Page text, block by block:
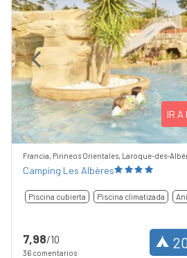
Previous
IR A
Francia, Pirineos Orientales, Laroque-des-
Camping Les Albères
Piscina cubierta Piscina climatizada
7,98/10
36 comentarios